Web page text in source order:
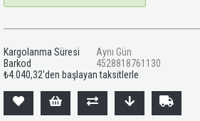
Kargolanma Süresi
Aynı Gün
Barkod
4528818761130
₺4.040,32'den başlayan taksitlerle